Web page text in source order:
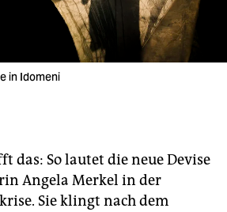
in Idomeni
das: So lautet die neue Devise
Angela Merkel in der
Sie klingt nach dem